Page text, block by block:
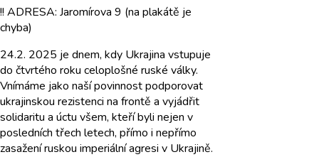
!! ADRESA: Jaromírova 9 (na plakátě je
chyba)
24.2. 2025 je dnem, kdy Ukrajina vstupuje
do čtvrtého roku celoplošné ruské války.
Vnímáme jako naší povinnost podporovat
ukrajinskou rezistenci na frontě a vyjádřit
solidaritu a úctu všem, kteří byli nejen v
posledních třech letech, přímo i nepřímo
zasažení ruskou imperiální agresi v Ukrajině.